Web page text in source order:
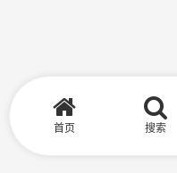
首页 搜索